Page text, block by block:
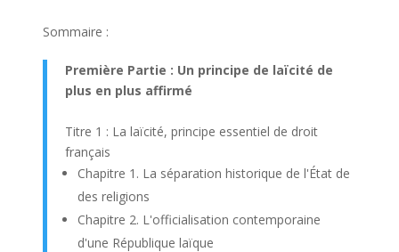
Sommaire :
Première Partie : Un principe de laïcité de
plus en plus affirmé
Titre 1 : La laïcité, principe essentiel de droit
français
Chapitre 1. La séparation historique de l'État de
des religions
Chapitre 2. L'officialisation contemporaine
d'une République laïque